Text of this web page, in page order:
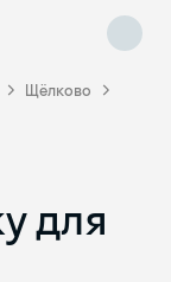
Щёлково
для